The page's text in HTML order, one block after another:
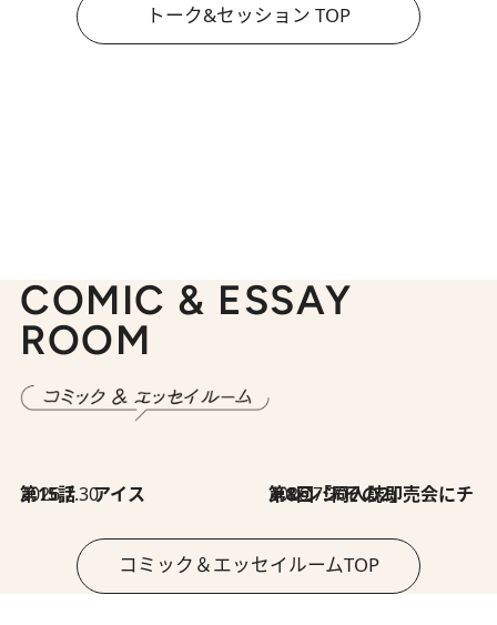
トーク&セッション TOP
COMIC & ESSAY
ROOM
2026.7.30
第15話 アイス 2026.7.30
第8回「同人誌即売会にチャレンジ その2」
コミック＆エッセイルームTOP